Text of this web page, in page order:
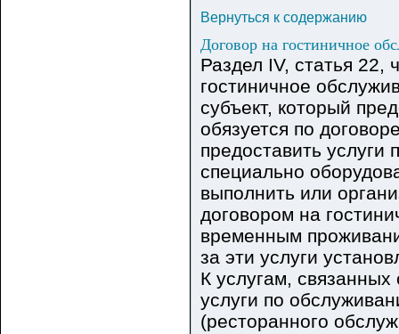
Вернуться к содержанию
Договор на гостиничное
Раздел IV, статья 22,
гостиничное
субъект, который
обязуется по
предоставить
специально
выполнить или
договором на
временным
за эти услуги
К услугам,
услуги по
(ресторанного